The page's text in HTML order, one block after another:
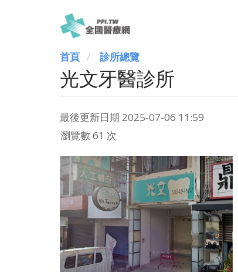
首頁 診所總覽
光文牙醫診所
最後更新日期 2025-07-06 11:59
瀏覽數 61 次